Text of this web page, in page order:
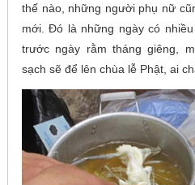
thế nào, những người phụ nữ
mới. Đó là những ngày có
trước ngày rằm tháng giêng,
sạch sẽ để lên chùa lễ Phật, ai